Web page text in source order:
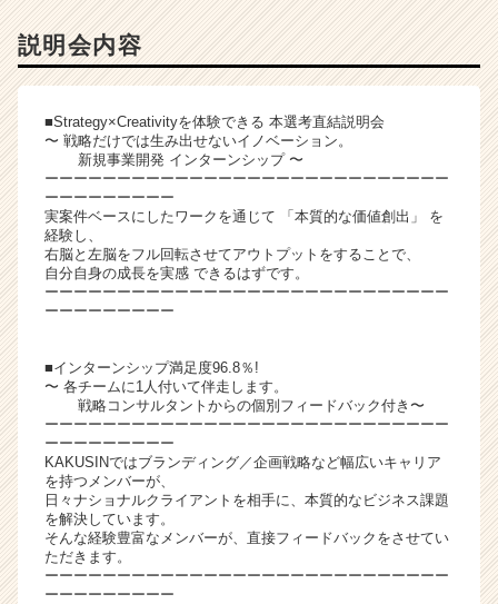
ウ
ト
が
く
活
サ
ア
キ
ャ
ア
（C
e
説明会内容
■Strategy×Creativityを体験できる 本選考直結説明会
〜 戦略だけでは生み出せないイノベーション。
新規事業開発 インターンシップ 〜
ーーーーーーーーーーーーーーーーーーーーーーーーーーーー
ーーーーーーーーー
実案件ベースにしたワークを通じて 「本質的な価値創出」 を
経験し、
右脳と左脳をフル回転させてアウトプットをすることで、
自分自身の成長を実感 できるはずです。
ーーーーーーーーーーーーーーーーーーーーーーーーーーーー
ーーーーーーーーー
■インターンシップ満足度96.8％!
〜 各チームに1人付いて伴走します。
戦略コンサルタントからの個別フィードバック付き〜
ーーーーーーーーーーーーーーーーーーーーーーーーーーーー
ーーーーーーーーー
KAKUSINではブランディング／企画戦略など幅広いキャリア
を持つメンバーが、
日々ナショナルクライアントを相手に、本質的なビジネス課題
を解決しています。
そんな経験豊富なメンバーが、直接フィードバックをさせてい
ただきます。
ーーーーーーーーーーーーーーーーーーーーーーーーーーーー
ーーーーーーーーー